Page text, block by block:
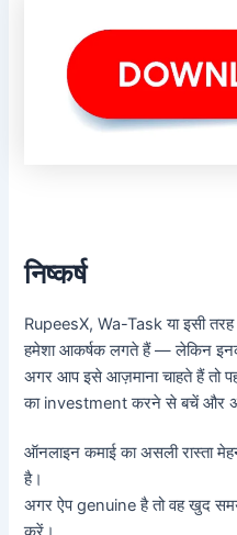
निष्कर्ष
RupeesX, Wa-Task या इसी
हमेशा आकर्षक लगते हैं — लेकिन
अगर आप इसे आज़माना चाहते हैं तो
का investment करने से बचें और
ऑनलाइन कमाई का असली रास्ता
है।
अगर ऐप genuine है तो वह खुद